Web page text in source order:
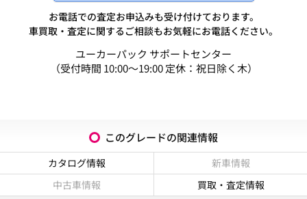
お電話での査定お申込みも受け付けております。
車買取・査定に関するご相談もお気軽にお電話ください。
ユーカーパック サポートセンター
（受付時間 10:00～19:00 定休：祝日除く木）
このグレードの関連情報
カタログ情報
新車情報
中古車情報
買取・査定情報